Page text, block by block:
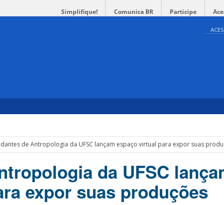
Simplifique! Comunica BR Participe
de Antropologia da UFSC lançam espaço virtual para expor suas
da UFSC
expor suas produções